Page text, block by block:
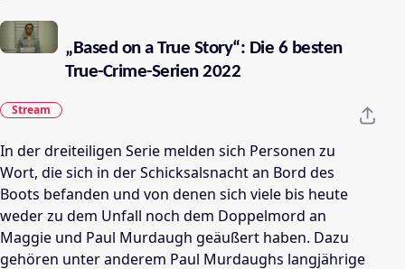
„Based on a True Story“: Die 6 besten
True-Crime-Serien 2022
Stream
In der dreiteiligen Serie melden sich Personen zu
Wort, die sich in der Schicksalsnacht an Bord des
Boots befanden und von denen sich viele bis heute
weder zu dem Unfall noch dem Doppelmord an
Maggie und Paul Murdaugh geäußert haben. Dazu
gehören unter anderem Paul Murdaughs langjährige